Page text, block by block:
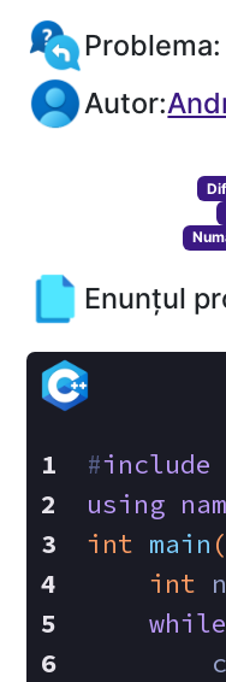
Autor:
Enunțul
#include
using
int main
int
while